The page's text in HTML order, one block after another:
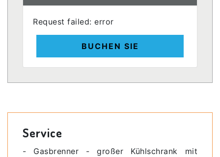
Request failed: error
BUCHEN SIE
Service
- Gasbrenner - großer Kühlschrank mit